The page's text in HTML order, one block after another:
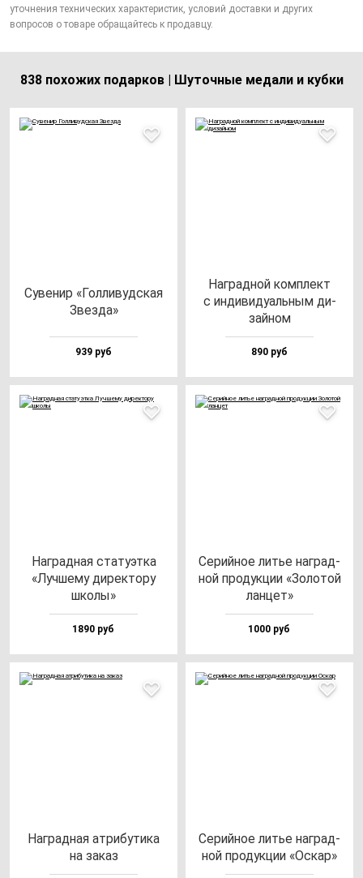
уточнения технических характеристик, условий доставки и других
вопросов о товаре обращайтесь к продавцу.
838 похожих подарков | Шуточные медали и кубки
Суве­нир «Гол­ли­вуд­ская
Звез­да»
939 руб
Наг­рад­ной ком­плект
с ин­ди­ви­ду­аль­ным ди­
зай­ном
890 руб
Наг­рад­ная ста­ту­эт­ка
«Луч­ше­му ди­рек­то­ру
шко­лы»
1890 руб
Серий­ное литье наг­рад­
ной про­дук­ции «Золо­той
лан­цет»
1000 руб
Наг­рад­ная ат­ри­бу­ти­ка
на за­каз
Серий­ное литье наг­рад­
ной про­дук­ции «Оскар»